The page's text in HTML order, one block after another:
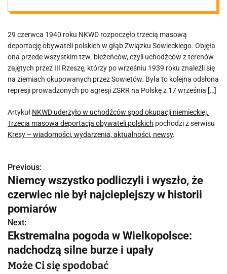
Trzecia masowa
deportacja
obywateli
polskich
29 czerwca 1940 roku NKWD rozpoczęło trzecią masową
deportację obywateli polskich w głąb Związku Sowieckiego. Objęła
ona przede wszystkim tzw. bieżeńców, czyli uchodźców z terenów
zajętych przez III Rzeszę, którzy po wrześniu 1939 roku znaleźli się
na ziemiach okupowanych przez Sowietów. Była to kolejna odsłona
represji prowadzonych po agresji ZSRR na Polskę z 17 września […]
Artykuł NKWD uderzyło w uchodźców spod okupacji niemieckiej.
Trzecia masowa deportacja obywateli polskich pochodzi z serwisu
Kresy – wiadomości, wydarzenia, aktualności, newsy.
N
a
w
i
g
a
Previous:
Niemcy wszystko podliczyli i wyszło, że
czerwiec nie był najcieplejszy w historii
pomiarów
Next:
Ekstremalna pogoda w Wielkopolsce:
nadchodzą silne burze i upały
Może Ci się spodobać